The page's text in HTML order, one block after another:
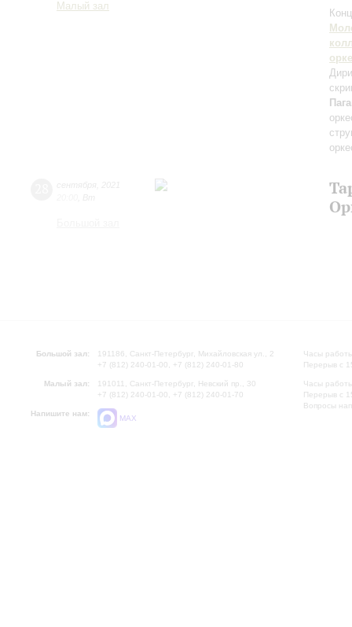
Малый зал
Большой зал:
191186, Санкт-Петербург, Михайловская ул., 2
+7 (812) 240-01-00, +7 (812) 240-01-80
Малый зал:
191011, Санкт-Петербург, Невский пр., 30
+7 (812) 240-01-00, +7 (812) 240-01-70
Напишите нам:
MAX
Часы
Перерыв с
Часы
Перерыв с
Вопросы